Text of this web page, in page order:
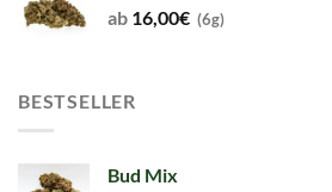
ab 16,00€ (6g)
BESTSELLER
Bud Mix